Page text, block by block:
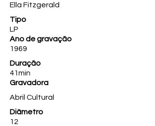
Ella Fitzgerald
Tipo
LP
Ano de gravação
1969
Duração
41min
Gravadora
Abril Cultural
Diâmetro
12